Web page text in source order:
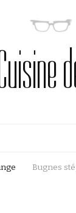
Bugnes